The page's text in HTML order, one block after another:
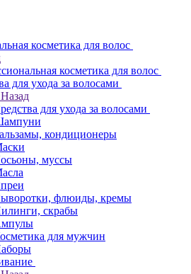
косметика для волос
косметика для волос
для ухода за волосами
Назад
для ухода за волосами
кондиционеры
муссы
флюиды, кремы
скрабы
для мужчин